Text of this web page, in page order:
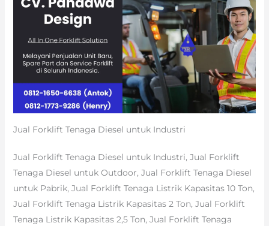
Jual Forklift Tenaga Diesel untuk Industri
Jual Forklift Tenaga Diesel untuk Industri, Jual Forklift
Tenaga Diesel untuk Outdoor, Jual Forklift Tenaga Diesel
untuk Pabrik, Jual Forklift Tenaga Listrik Kapasitas 10 Ton,
Jual Forklift Tenaga Listrik Kapasitas 2 Ton, Jual Forklift
Tenaga Listrik Kapasitas 2,5 Ton, Jual Forklift Tenaga